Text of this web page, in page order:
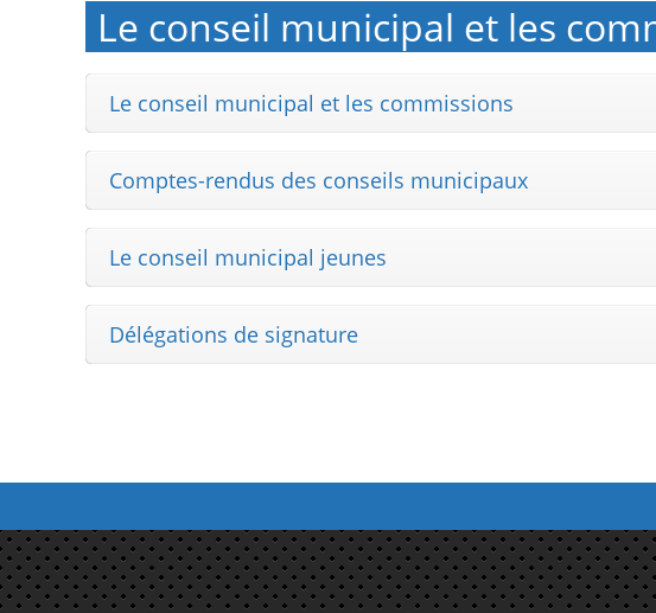
Le conseil municipal et les
Le conseil municipal et les commissions
Comptes-rendus des conseils municipaux
Le conseil municipal jeunes
Délégations de signature